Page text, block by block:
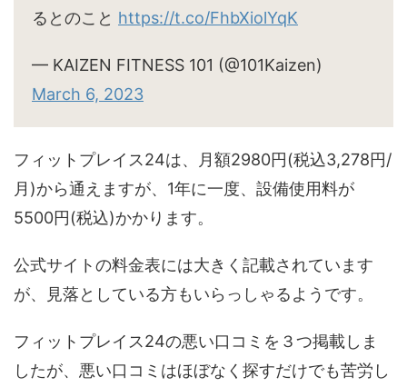
るとのこと https://t.co/FhbXiolYqK
— KAIZEN FITNESS 101 (@101Kaizen)
March 6, 2023
フィットプレイス24は、月額2980円(税込3,278円/
月)から通えますが、1年に一度、設備使用料が
5500円(税込)かかります。
公式サイトの料金表には大きく記載されています
が、見落としている方もいらっしゃるようです。
フィットプレイス24の悪い口コミを３つ掲載しま
したが、悪い口コミはほぼなく探すだけでも苦労し